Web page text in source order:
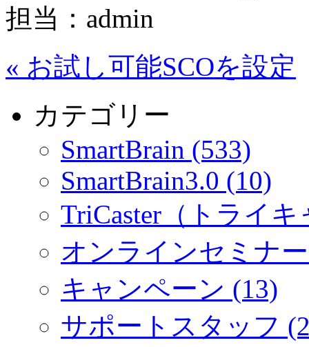
担当：admin
« お試し可能SCOを設定
カテゴリー
SmartBrain (533)
SmartBrain3.0 (10)
TriCaster（トライ
オンラインセミナ
キャンペーン (13)
サポートスタッフ